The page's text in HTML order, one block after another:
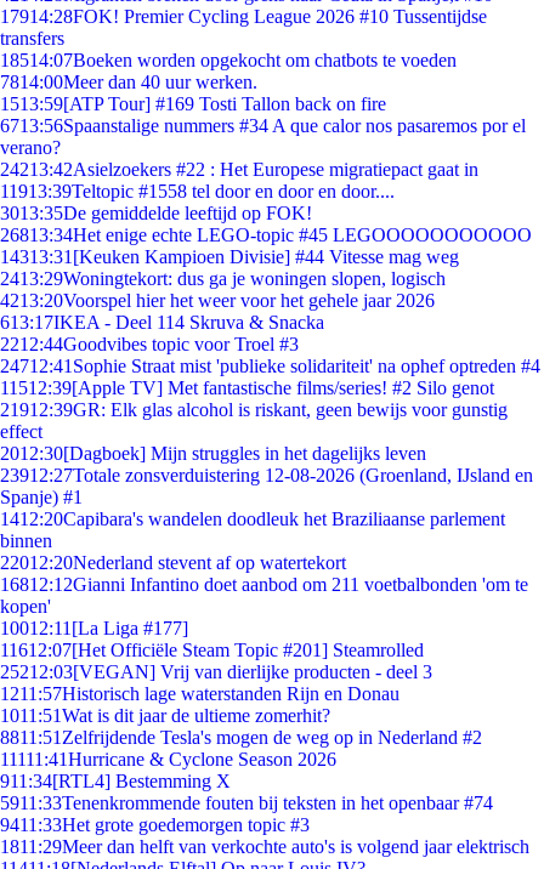
17914:28FOK! Premier Cycling League 2026 #10 Tussentijdse
transfers
18514:07Boeken worden opgekocht om chatbots te voeden
7814:00Meer dan 40 uur werken.
1513:59[ATP Tour] #169 Tosti Tallon back on fire
6713:56Spaanstalige nummers #34 A que calor nos pasaremos por el
verano?
24213:42Asielzoekers #22 : Het Europese migratiepact gaat in
11913:39Teltopic #1558 tel door en door en door....
3013:35De gemiddelde leeftijd op FOK!
26813:34Het enige echte LEGO-topic #45 LEGOOOOOOOOOOO
14313:31 [Keuken Kampioen Divisie] #44 Vitesse mag weg
2413:29Woningtekort: dus ga je woningen slopen, logisch
4213:20Voorspel hier het weer voor het gehele jaar 2026
613:17IKEA - Deel 114 Skruva & Snacka
2212:44Goodvibes topic voor Troel #3
24712:41 Sophie Straat mist 'publieke solidariteit' na ophef optreden #4
11512:39[Apple TV] Met fantastische films/series! #2 Silo genot
21912:39GR: Elk glas alcohol is riskant, geen bewijs voor gunstig
effect
2012:30[Dagboek] Mijn struggles in het dagelijks leven
23912:27Totale zonsverduistering 12-08-2026 (Groenland, IJsland en
Spanje) #1
1412:20Capibara's wandelen doodleuk het Braziliaanse parlement
binnen
22012:20Nederland stevent af op watertekort
16812:12Gianni Infantino doet aanbod om 211 voetbalbonden 'om te
kopen'
10012:11 [La Liga #177]
11612:07[Het Officiële Steam Topic #201] Steamrolled
25212:03[VEGAN] Vrij van dierlijke producten - deel 3
1211:57Historisch lage waterstanden Rijn en Donau
1011:51Wat is dit jaar de ultieme zomerhit?
8811:51 Zelfrijdende Tesla's mogen de weg op in Nederland #2
11111:41Hurricane & Cyclone Season 2026
911:34[RTL4] Bestemming X
5911:33Tenenkrommende fouten bij teksten in het openbaar #74
9411:33Het grote goedemorgen topic #3
1811:29Meer dan helft van verkochte auto's is volgend jaar elektrisch